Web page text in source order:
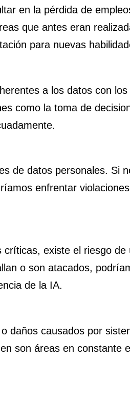
en la pérdida de
que antes eran
para nuevas
a los datos con
como la toma de
de datos personales. Si
enfrentar
existe el riesgo de
o son atacados,
de la IA.
daños causados por
son áreas en constante